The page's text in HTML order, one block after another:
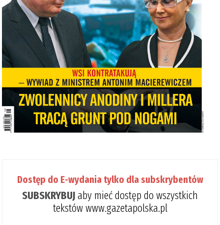
Dostęp do E-wydania tylko dla subskrybentów
SUBSKRYBUJaby mieć dostęp do wszystkich
tekstów www.gazetapolska.pl